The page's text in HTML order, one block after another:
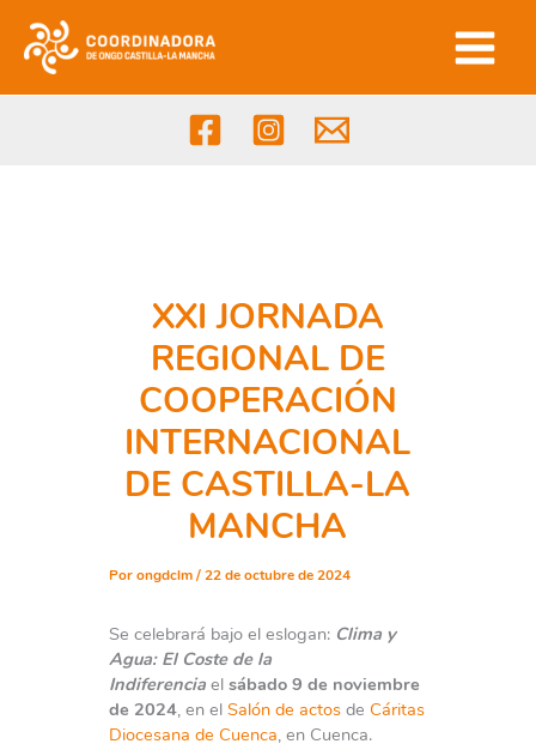
contenido
XXI JORNADA
REGIONAL DE
COOPERACIÓN
INTERNACIONAL
DE CASTILLA-LA
MANCHA
Porongdclm/22 de octubre de 2024
Se celebrará bajo el eslogan: Clima y
Agua: El Coste de la
Indiferenciael sábado 9 de noviembre
de 2024, en el Salón de actosde Cáritas
Diocesana de Cuenca, en Cuenca.